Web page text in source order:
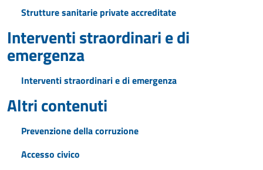
Strutture sanitarie private accreditate
Interventi straordinari e di
emergenza
Interventi straordinari e di emergenza
Altri contenuti
Prevenzione della corruzione
Accesso civico